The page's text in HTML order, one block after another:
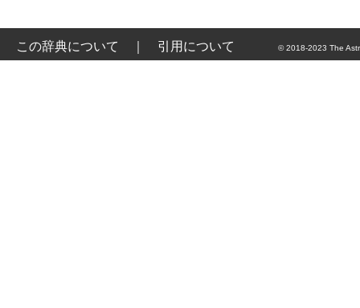
この辞典について 引用について © 2018-2023 The